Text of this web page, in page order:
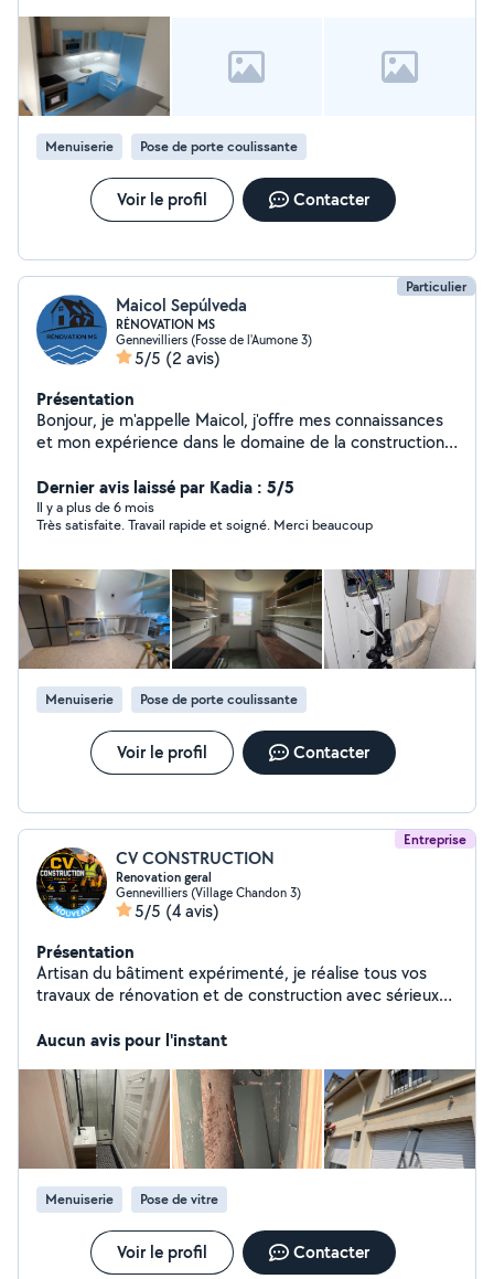
Menuiserie Pose de porte coulissante
Voir le profil Contacter
Particulier
Maicol Sepúlveda
RÉNOVATION MS
Gennevilliers (Fosse de l'Aumone 3)
5/5 (2 avis)
Présentation
Bonjour, je m'appelle Maicol, j'offre mes connaissances
et mon expérience dans le domaine de la construction,
un bon travail
Dernier avis laissé par Kadia : 5/5
Il y a plus de 6 mois
Très satisfaite. Travail rapide et soigné. Merci beaucoup
Menuiserie Pose de porte coulissante
Voir le profil Contacter
Entreprise
CV CONSTRUCTION
Renovation geral
Gennevilliers (Village Chandon 3)
5/5 (4 avis)
Présentation
Artisan du bâtiment expérimenté, je réalise tous vos
travaux de rénovation et de construction avec sérieux
Peinture intérieure et extérieure * Placo / cloisons *
revêtements de sol * Carrelage et faïence * Montage
de meubles * Réparations et dépannage * Rénovation
complète de maison et appartement Devis rapide et
gratuit
Aucun avis pour l'instant
Menuiserie Pose de vitre
Voir le profil Contacter